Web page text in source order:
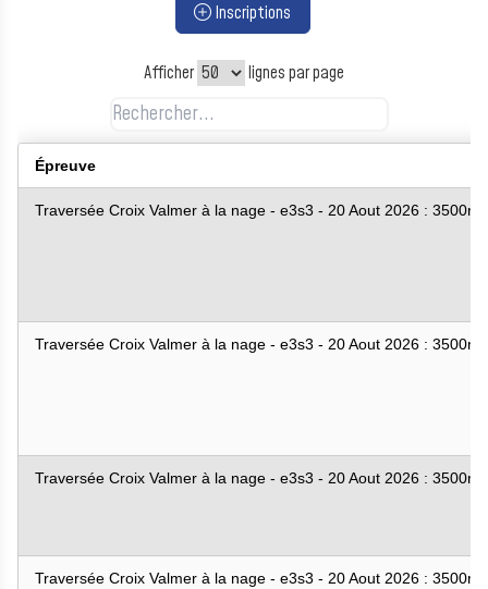
Inscriptions
Afficher lignes par page
Épreuve
Traversée Croix Valmer à la nage - e3s3 - 20 Aout 2026 : 3500m
Traversée Croix Valmer à la nage - e3s3 - 20 Aout 2026 : 3500m
Traversée Croix Valmer à la nage - e3s3 - 20 Aout 2026 : 3500m
Traversée Croix Valmer à la nage - e3s3 - 20 Aout 2026 : 3500m